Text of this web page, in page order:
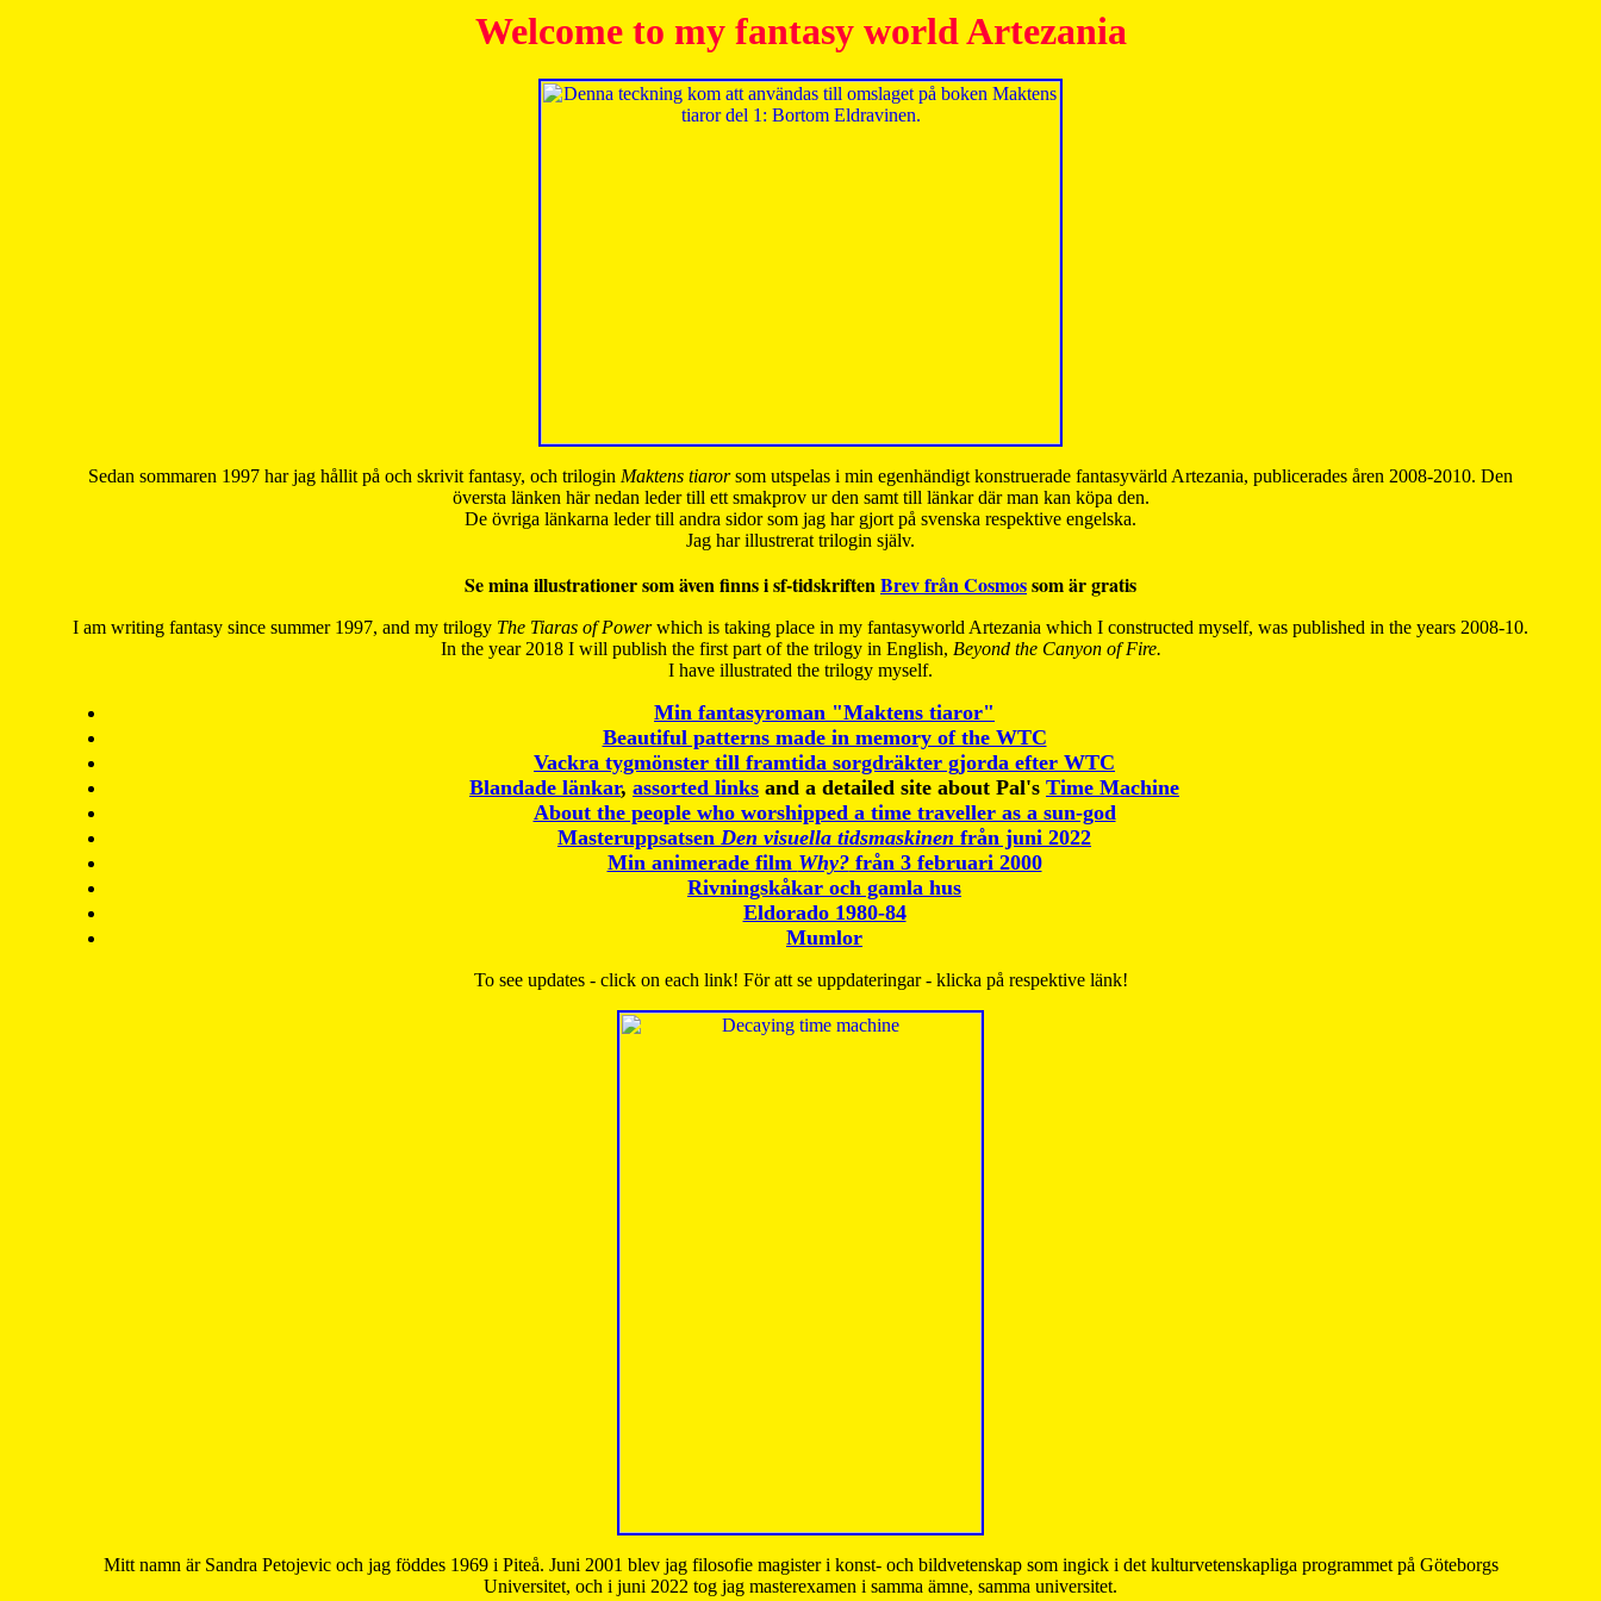
Welcome to my fantasy world Artezania
Sedan sommaren 1997 har jag hållit på och skrivit fantasy, och trilogin Maktens tiarorsom utspelas i min egenhändigt konstruerade fantasyvärld Artezania, publicerades åren 2008-2010. Den
översta länken här nedan leder till ett smakprov ur den samt till länkar där man kan köpa den.
De övriga länkarna leder till andra sidor som jag har gjort på svenska respektive engelska.
Jag har illustrerat trilogin själv.
Se mina illustrationer som även finns i sf-tidskriftenBrev från Cosmossom är gratis
I am writing fantasy since summer 1997, and my trilogy The Tiaras of Powerwhich is taking place in my fantasyworld Artezania which I constructed myself, was published in the years 2008-10.
In the year 2018 I will publish the first part of the trilogy in English, Beyond the Canyon of Fire.
I have illustrated the trilogy myself.
Min fantasyroman "Maktens tiaror"
Beautiful patterns made in memory of the WTC
Vackra tygmönster till framtida sorgdräkter gjorda efter WTC
Blandade länkar, assorted links and a detailed site about Pal's Time Machine
About the people who worshipped a time traveller as a sun-god
Masteruppsatsen Den visuella tidsmaskinen från juni 2022
Min animerade film Why?från 3 februari 2000
Rivningskåkar och gamla hus
Eldorado 1980-84
Mumlor
To see updates - click on each link! För att se uppdateringar - klicka på respektive länk!
Mitt namn är Sandra Petojevic och jag föddes 1969 i Piteå. Juni 2001 blev jag filosofie magister i konst- och bildvetenskap som ingick i det kulturvetenskapliga programmet på Göteborgs
Universitet, och i juni 2022 tog jag masterexamen i samma ämne, samma universitet.